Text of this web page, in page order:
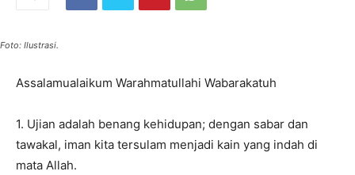
Foto: Ilustrasi.
Assalamualaikum Warahmatullahi Wabarakatuh
1. Ujian adalah benang kehidupan; dengan sabar dan
tawakal, iman kita tersulam menjadi kain yang indah di
mata Allah.